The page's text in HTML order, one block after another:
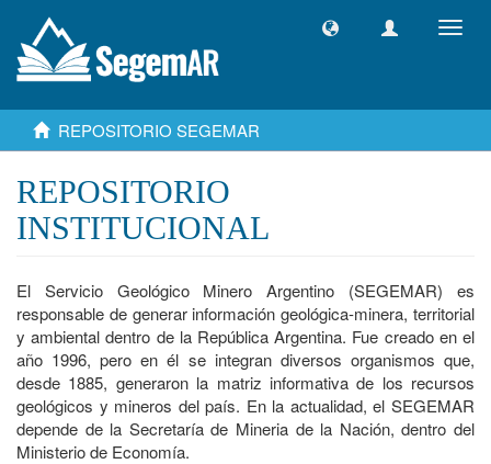
REPOSITORIO SEGEMAR
REPOSITORIO
INSTITUCIONAL
El Servicio Geológico Minero Argentino (SEGEMAR) es
responsable de generar información geológica-minera, territorial
y ambiental dentro de la República Argentina. Fue creado en el
año 1996, pero en él se integran diversos organismos que,
desde 1885, generaron la matriz informativa de los recursos
geológicos y mineros del país. En la actualidad, el SEGEMAR
depende de la Secretaría de Mineria de la Nación, dentro del
Ministerio de Economía.